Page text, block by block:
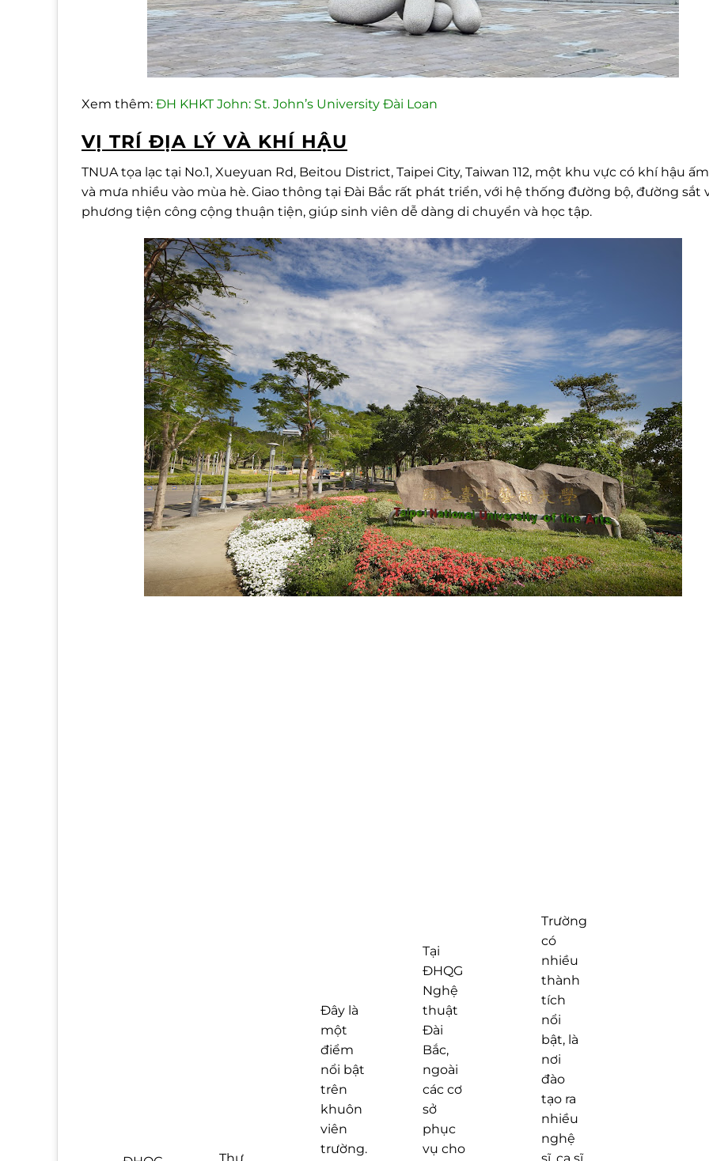
Xem thêm: ĐH KHKT John: St. John’s University Đài Loan
VỊ TRÍ ĐỊA LÝ VÀ KHÍ HẬU
TNUA tọa lạc tại No.1, Xueyuan Rd, Beitou District, Taipei City, Taiwan 112, một khu vực có khí hậu
và mưa nhiều vào mùa hè. Giao thông tại Đài Bắc rất phát triển, với hệ thống đường bộ, đường sắt
phương tiện công cộng thuận tiện, giúp sinh viên dễ dàng di chuyển và học tập.
Đây là
một
điểm
nổi bật
trên
khuôn
viên
trường.
Tại
ĐHQG
Nghệ
thuật
Đài
Bắc,
ngoài
các cơ
sở
phục
vụ cho
Trường
có
nhiều
thành
tích
nổi
bật, là
nơi
đào
tạo ra
nhiều
nghệ